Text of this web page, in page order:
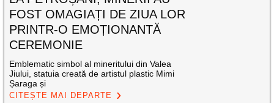
FOST OMAGIAȚI DE ZIUA LOR
PRINTR-O EMOȚIONANTĂ
CEREMONIE
Emblematic simbol al mineritului din Valea
Jiului, statuia creată de artistul plastic Mimi
Șaraga și
CITEȘTE MAI DEPARTE